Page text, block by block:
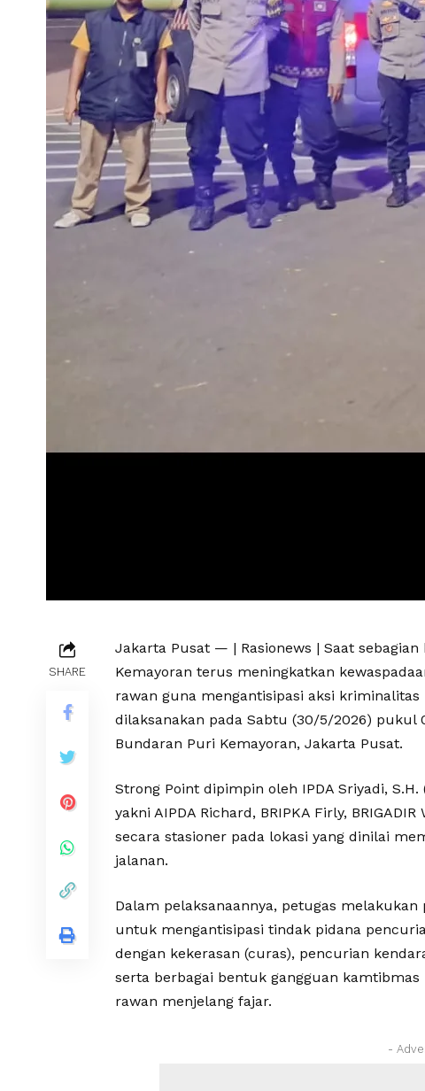
SHARE
Jakarta Pusat — | Rasionews | Saat
Kemayoran terus meningkatkan
rawan guna mengantisipasi aksi
dilaksanakan pada Sabtu (30/5/2026) pukul
Bundaran Puri Kemayoran, Jakarta Pusat.
Strong Point dipimpin oleh IPDA Sriyadi,
yakni AIPDA Richard, BRIPKA Firly,
secara stasioner pada lokasi yang dinilai
jalanan.
Dalam pelaksanaannya, petugas
untuk mengantisipasi tindak pidana
dengan kekerasan (curas), pencurian
serta berbagai bentuk gangguan
rawan menjelang fajar.
-